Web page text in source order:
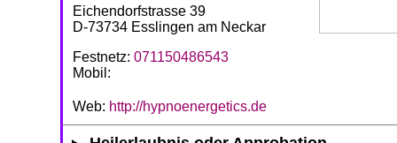
Eichendorfstrasse 39
D-73734 Esslingen am Neckar
Festnetz: 071150486543
Mobil:
Web: http://hypnoenergetics.de